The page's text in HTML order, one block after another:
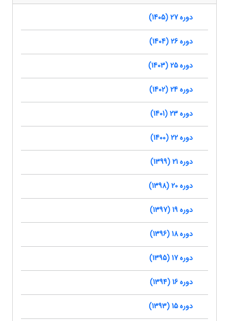
دوره 27 (1405)
دوره 26 (1404)
دوره 25 (1403)
دوره 24 (1402)
دوره 23 (1401)
دوره 22 (1400)
دوره 21 (1399)
دوره 20 (1398)
دوره 19 (1397)
دوره 18 (1396)
دوره 17 (1395)
دوره 16 (1394)
دوره 15 (1393)